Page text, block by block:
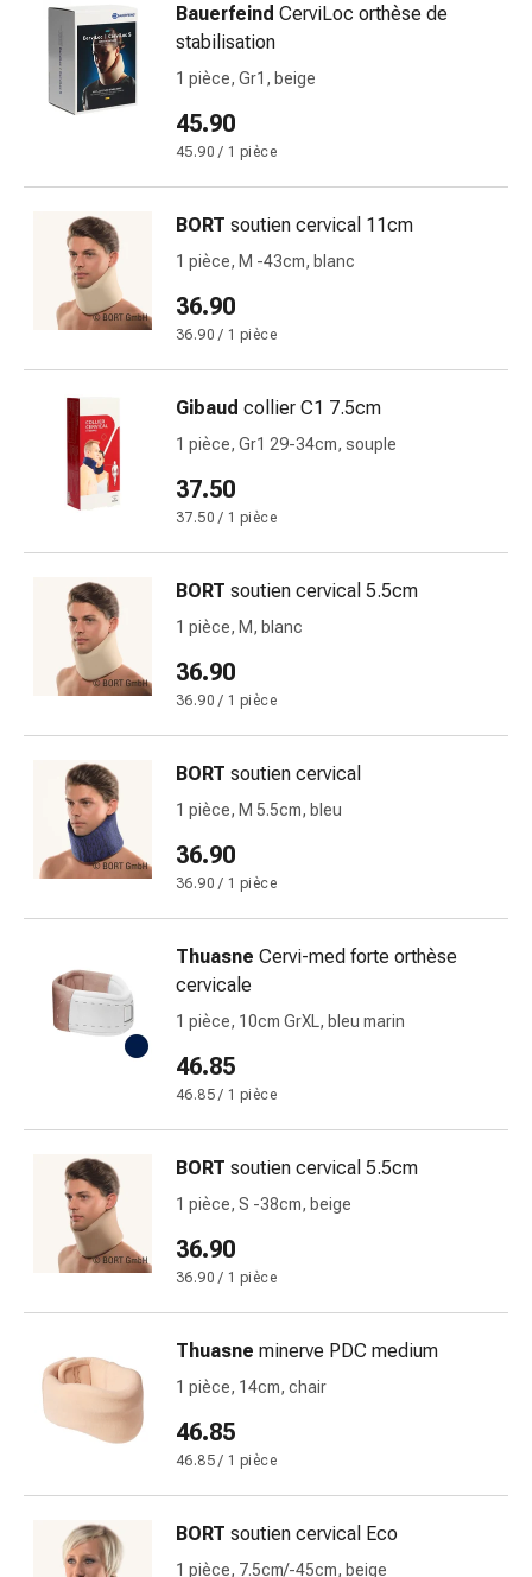
pansement,
tapes
Pansements
tubulaires
et
filets
pansement
Brûlures
soleil
changement
de
pansements
adhésifs
Traitement
des
pour
Bandes
fermeture
plaies
adhésifs
Pommade
tirer
médicaux
Oreilles
et
yeux
l'oreille
Soins
des
oreilles
Gouttes
pour
Bauerfeind CerviLoc orthèse de
stabilisation
1 pièce, Gr1, beige
45.90
45.90 / 1 pièce
BORT soutien cervical 11cm
1 pièce, M -43cm, blanc
36.90
36.90 / 1 pièce
Gibaud collier C1 7.5cm
1 pièce, Gr1 29-34cm, souple
37.50
37.50 / 1 pièce
BORT soutien cervical 5.5cm
1 pièce, M, blanc
36.90
36.90 / 1 pièce
BORT soutien cervical
1 pièce, M 5.5cm, bleu
36.90
36.90 / 1 pièce
Thuasne Cervi-med forte orthèse
cervicale
1 pièce, 10cm GrXL, bleu marin
46.85
46.85 / 1 pièce
BORT soutien cervical 5.5cm
1 pièce, S -38cm, beige
36.90
36.90 / 1 pièce
Thuasne minerve PDC medium
1 pièce, 14cm, chair
46.85
46.85 / 1 pièce
BORT soutien cervical Eco
1 pièce, 7.5cm/-45cm, beige